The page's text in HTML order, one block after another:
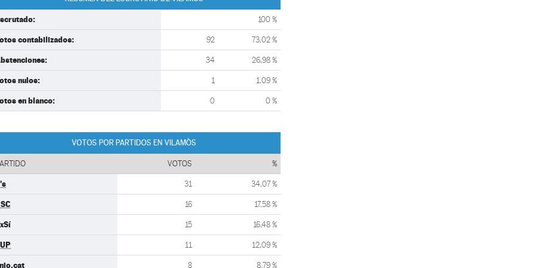
100 %
contabilizados: 92 73,02 %
34 26,98 %
nulos: 1 1,09 %
en blanco: 0 0 %
VOTOS POR PARTIDOS EN VILAMÒS
VOTOS %
31 34,07 %
16 17,58 %
15 16,48 %
11 12,09 %
8 8,79 %